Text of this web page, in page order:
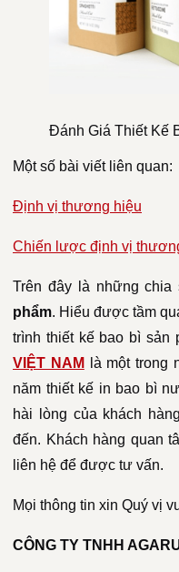
Đánh Giá Thiết Kế
Một số bài viết liên quan:
Định vị thương hiệu
Chiến lược định vị
Trên đây là những chia
phẩm. Hiểu được tầm
trình thiết kế bao bì sản
VIỆT NAM
là một trong
năm thiết kế in bao bì
hài lòng của khách
đến. Khách hàng quan
liên hệ để được tư vấn.
Mọi thông tin xin Quý vị
CÔNG TY TNHH